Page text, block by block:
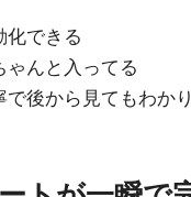
化できる
ゃんと入ってる
で後から見てもわか